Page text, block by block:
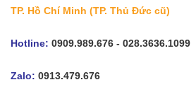
TP. Hồ Chí Minh (TP. Thủ Đức cũ)
Hotline: 0909.989.676 - 028.3636.1099
Zalo: 0913.479.676